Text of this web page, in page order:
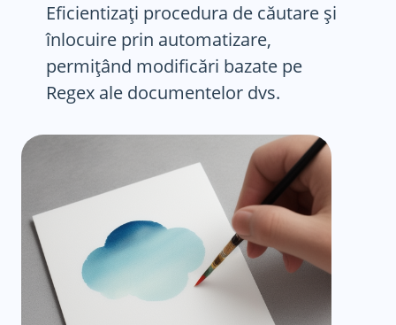
Eficientizați procedura de căutare și
înlocuire prin automatizare,
permițând modificări bazate pe
Regex ale documentelor dvs.